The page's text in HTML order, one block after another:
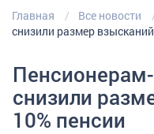
Главная Все новости
снизили размер
снизили
10% пенсии